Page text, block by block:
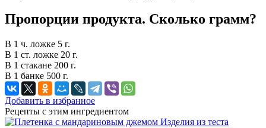
Пропорции продукта. Сколько грамм?
В 1 ч. ложке 5 г.
В 1 ст. ложке 20 г.
В 1 стакане 200 г.
В 1 банке 500 г.
Добавить в избранное
Рецепты с этим ингредиентом
Изделия из теста